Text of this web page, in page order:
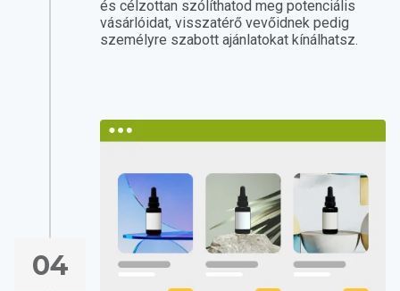
és célzottan szólíthatod meg potenciális
vásárlóidat, visszatérő vevőidnek pedig
személyre szabott ajánlatokat kínálhatsz.
04